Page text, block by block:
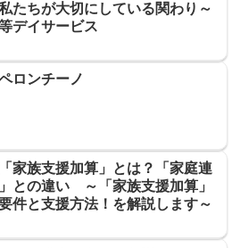
たちが大切にしている関わり～
デイサービス
ロンチーノ
家族支援加算」とは？「家庭連
との違い ～「家族支援加算」
件と支援方法！を解説します～